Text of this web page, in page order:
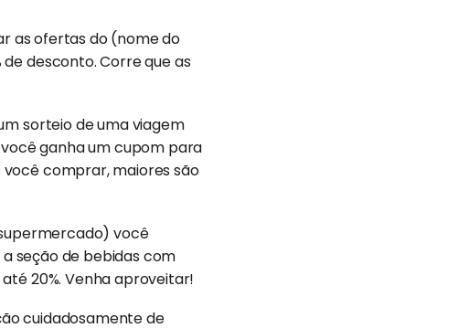
as ofertas do (nome do
desconto. Corre que as
sorteio de uma viagem
ganha um cupom para
comprar, maiores são
você
seção de bebidas com
20%. Venha aproveitar!
cuidadosamente de